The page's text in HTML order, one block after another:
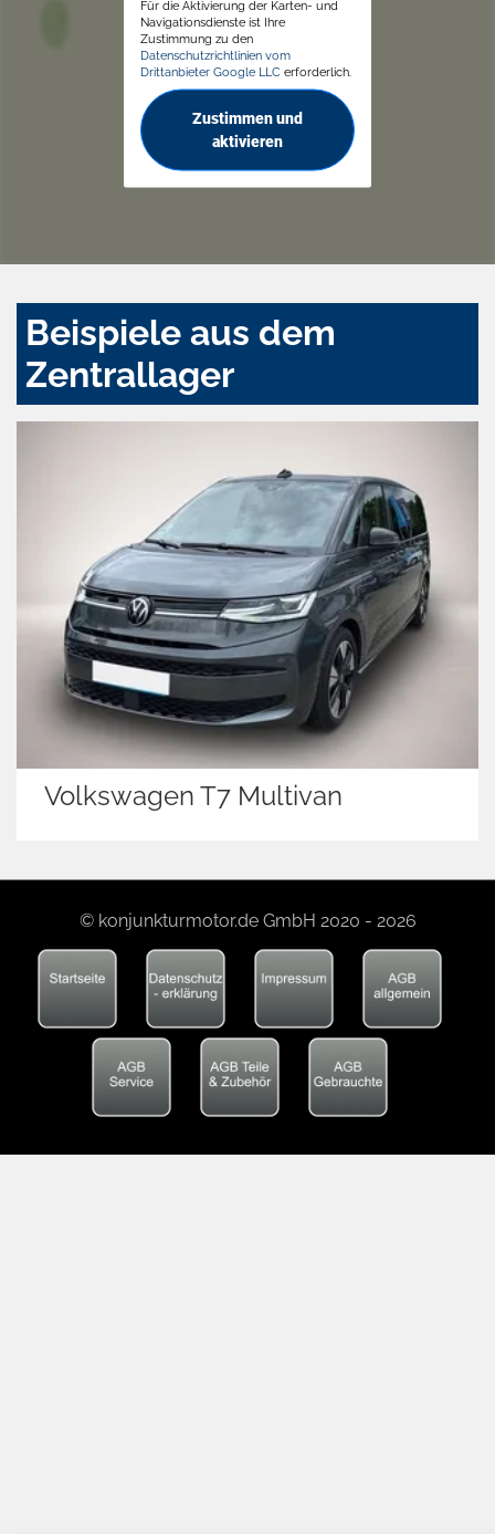
Für die Aktivierung der Karten- und
Navigationsdienste ist Ihre
Zustimmung zu den
Datenschutzrichtlinien vom
Drittanbieter Google LLC erforderlich.
Zustimmen und
aktivieren
Beispiele aus dem
Zentrallager
Volkswagen Caddy Maxi
© konjunkturmotor.de GmbH 2020 - 2026